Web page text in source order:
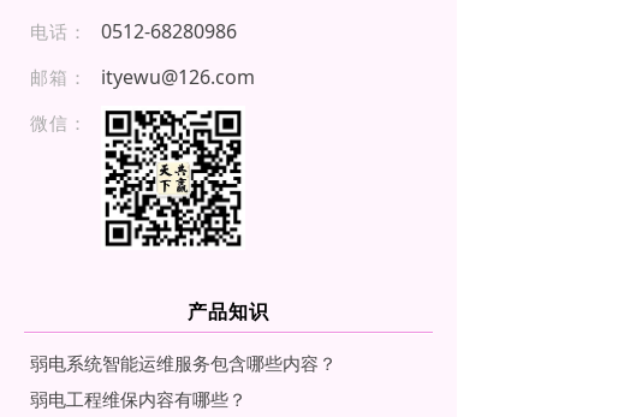
电话： 05 12 -68 28 098 6
邮箱： ityewu@126.com
微信：
产品知识
弱电系统智能运维服务包含哪些内容？
弱电工程维保内容有哪些？